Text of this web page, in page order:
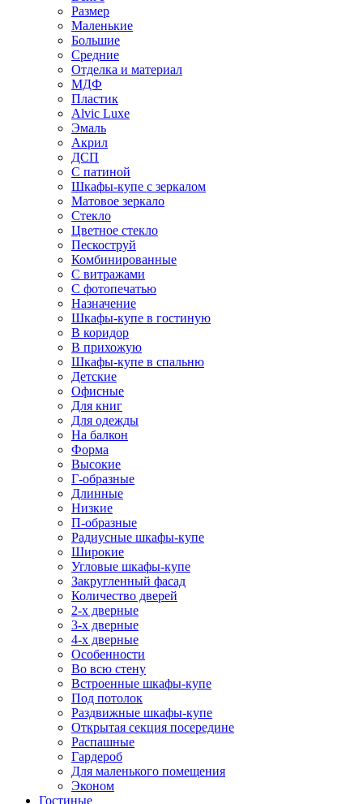
Размер
Маленькие
Большие
Средние
Отделка и материал
МДФ
Пластик
Alvic Luxe
Эмаль
Акрил
ДСП
С патиной
Шкафы-купе с зеркалом
Матовое зеркало
Стекло
Цветное стекло
Пескоструй
Комбинированные
С витражами
С фотопечатью
Назначение
Шкафы-купе в гостиную
В коридор
В прихожую
Шкафы-купе в спальню
Детские
Офисные
Для книг
Для одежды
На балкон
Форма
Высокие
Г-образные
Длинные
Низкие
П-образные
Радиусные шкафы-купе
Широкие
Угловые шкафы-купе
Закругленный фасад
Количество дверей
2-х дверные
3-х дверные
4-х дверные
Особенности
Во всю стену
Встроенные шкафы-купе
Под потолок
Раздвижные шкафы-купе
Открытая секция посередине
Распашные
Гардероб
Для маленького помещения
Эконом
Гостиные